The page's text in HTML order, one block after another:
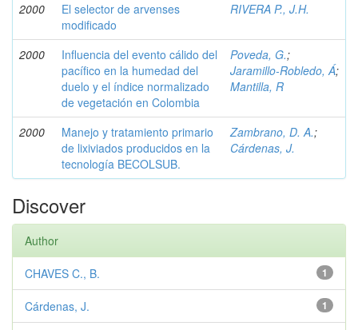
2000
El selector de arvenses
modificado
RIVERA P., J.H.
2000
Influencia del evento cálido del
pacífico en la humedad del
duelo y el índice normalizado
de vegetación en Colombia
Poveda, G.;
Jaramillo-Robledo, Á;
Mantilla, R
2000
Manejo y tratamiento primario
de lixiviados producidos en la
tecnología BECOLSUB.
Zambrano, D. A.;
Cárdenas, J.
Discover
Author
1
CHAVES C., B.
1
Cárdenas, J.